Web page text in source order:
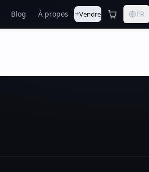
Blog À propos +Vendre FR